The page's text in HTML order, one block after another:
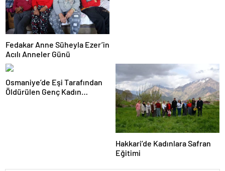
Fedakar Anne Süheyla Ezer’in
Acılı Anneler Günü
Osmaniye’de Eşi Tarafından
Öldürülen Genç Kadın
Hakkari’de Kadınlara Safran
Eğitimi